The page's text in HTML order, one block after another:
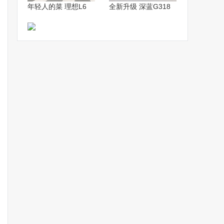
年轻人的菜 理想L6 全新升级 深蓝G318